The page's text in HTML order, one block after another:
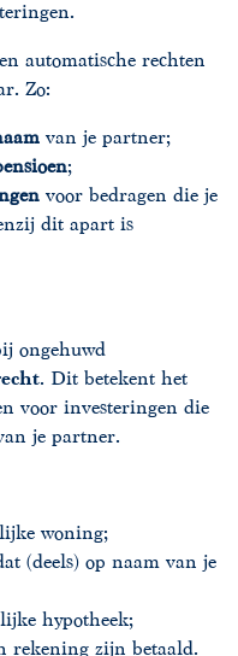
automatische rechten
Zo:
van je partner;
;
voor bedragen die je
dit apart is
ongehuwd
. Dit betekent het
voor investeringen die
je partner.
woning;
(deels) op naam van je
hypotheek;
rekening zijn betaald.